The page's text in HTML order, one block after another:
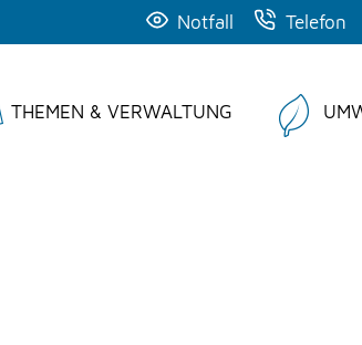
Notfall Telefon
THEMEN & VERWALTUNG